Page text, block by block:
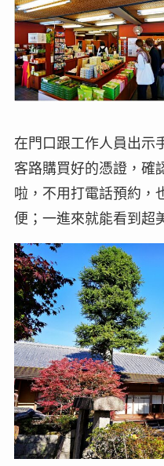
在門口跟工作人員出示
客路購買好的憑證，確
啦，不用打電話預約，
便；一進來就能看到超